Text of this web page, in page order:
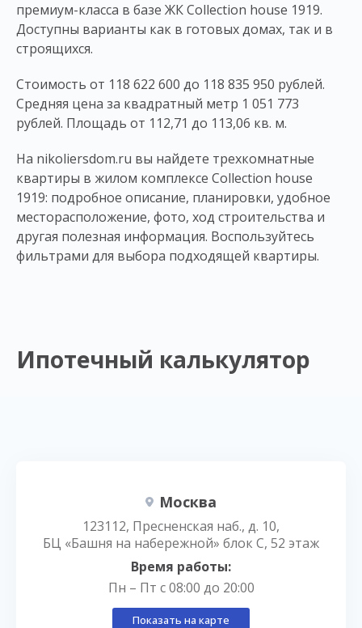
премиум-класса в базе ЖК Collection house 1919.
Доступны варианты как в готовых домах, так и в
строящихся.
Стоимость от 118 622 600 до 118 835 950 рублей.
Средняя цена за квадратный метр 1 051 773
рублей. Площадь от 112,71 до 113,06 кв. м.
На nikoliersdom.ru вы найдете трехкомнатные
квартиры в жилом комплексе Collection house
1919: подробное описание, планировки, удобное
месторасположение, фото, ход строительства и
другая полезная информация. Воспользуйтесь
фильтрами для выбора подходящей квартиры.
Ипотечный калькулятор
Москва
123112, Пресненская наб., д. 10,
БЦ «Башня на набережной» блок С, 52 этаж
Время работы:
Пн – Пт с 08:00 до 20:00
Показать на карте